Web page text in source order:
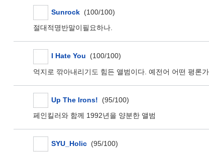
Sunrock(100/100)
절대적명반말이필요하나.
I Hate You (100/100)
억지로 깎아내리기도 힘든 앨범이다. 예전어 어떤 평론
Up The Irons! (95/100)
페인킬러와 함께 1992년을 양분한 앨범
SYU_Holic(95/100)